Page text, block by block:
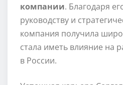
компании. Благодаря
руководству и
компания получила
стала иметь влияние на
в России.